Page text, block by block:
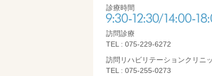
診療時間
訪問診療
TEL : 075-229-6272
訪問リハビリテーションクリニ
TEL : 075-255-0273